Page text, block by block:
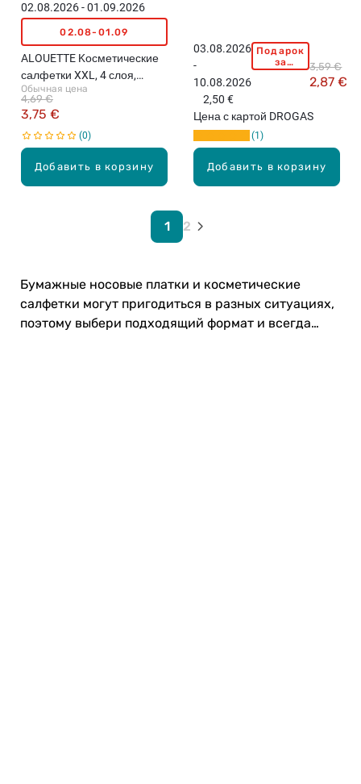
Добавить в корзину
02.08.2026 - 01.09.2026
02.08-01.09
ALOUETTE Kосметические
салфетки XXL, 4 слоя,
110шт. (различные цвета)
Обычная цена
3,75 €
4,69 €
0
Добавить в корзину
03.08.2026
-
10.08.2026
Подарок
за
покупку L
O
E
E
К
ч
е
2,87 €
3,59 €
2,50 €
Цена с картой DROGAS
1
1 2
Бумажные носовые платки и косметические
салфетки могут пригодиться в разных ситуациях,
поэтому выбери подходящий формат и всегда